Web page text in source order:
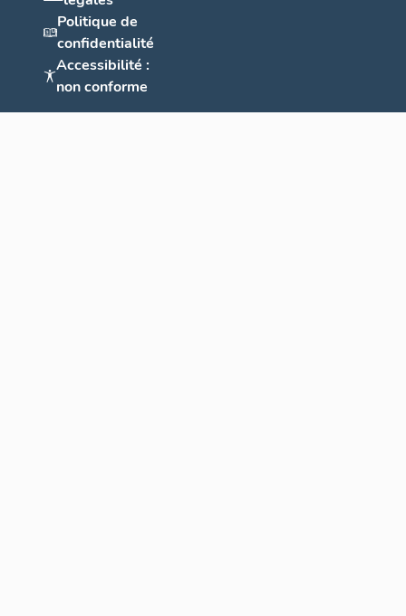
Politique de
confidentialité
Accessibilité :
non conforme